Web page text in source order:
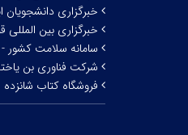
خبرگزاری دانشجویان
خبرگزاری بین المللی
سامانه سلامت کشور -
شرکت فناوری بن
فروشگاه کتاب شانزده